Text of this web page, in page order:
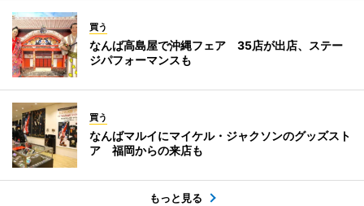
買う
なんば高島屋で沖縄フェア 35店が出店、ステー
ジパフォーマンスも
買う
なんばマルイにマイケル・ジャクソンのグッズスト
ア 福岡からの来店も
もっと見る